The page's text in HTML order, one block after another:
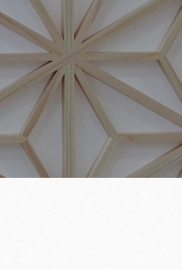
直葬